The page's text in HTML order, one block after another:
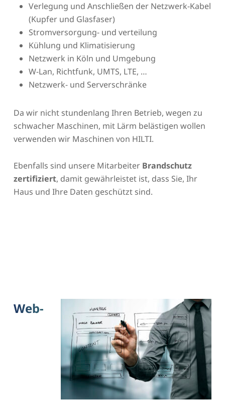
Verlegung und Anschließen der Netzwerk-Kabel
(Kupfer und Glasfaser)
Stromversorgung- und verteilung
Kühlung und Klimatisierung
Netzwerk in Köln und Umgebung
W-Lan, Richtfunk, UMTS, LTE, …
Netzwerk- und Serverschränke
Da wir nicht stundenlang Ihren Betrieb, wegen zu
schwacher Maschinen, mit Lärm belästigen wollen
verwenden wir Maschinen von HILTI.
Ebenfalls sind unsere Mitarbeiter Brandschutz
zertifiziert, damit gewährleistet ist, dass Sie, Ihr
Haus und Ihre Daten geschützt sind.
Web-